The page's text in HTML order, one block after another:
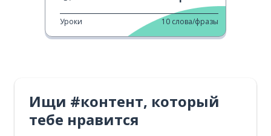
Уроки 10 слова/фразы
Ищи #контент, который
тебе нравится